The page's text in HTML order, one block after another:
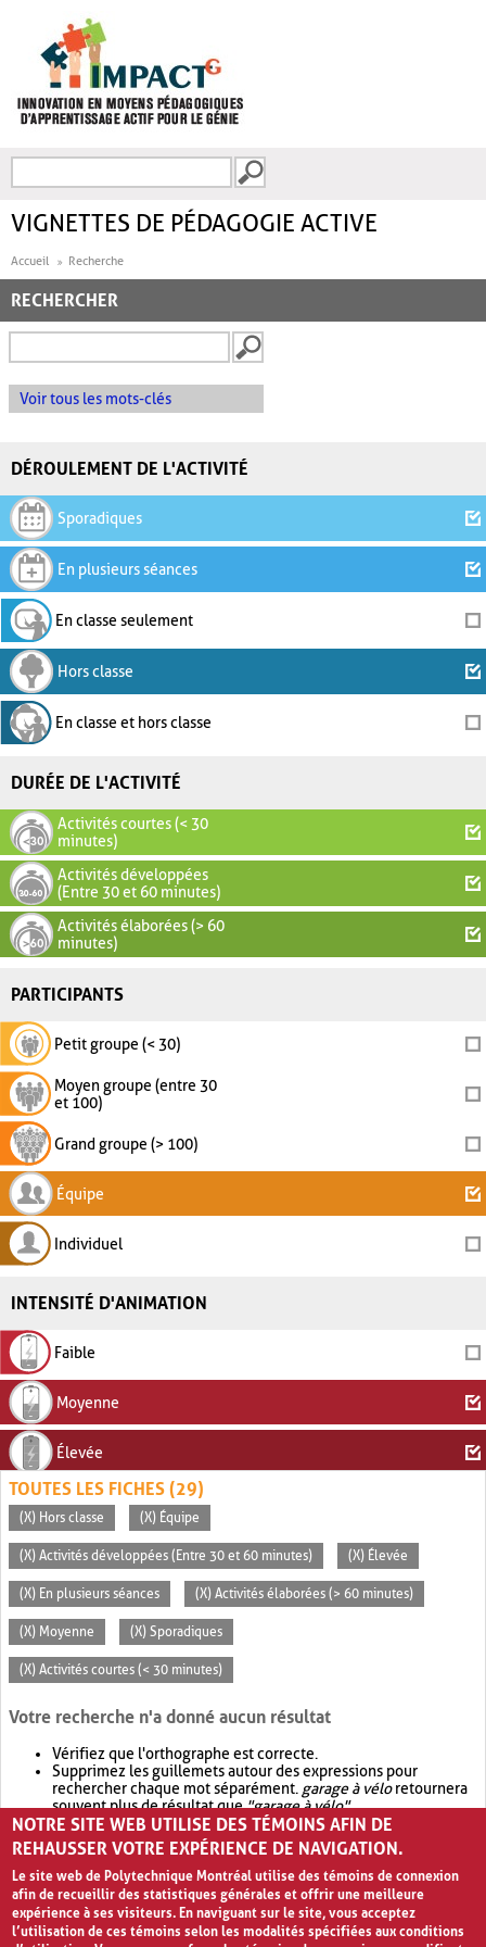
FORMULAIRE DE
VIGNETTES DE PÉDAGOGIE ACTIVE
Accueil Recherche
RECHERCHER
Voir tous les mots-clés
DÉROULEMENT DE L'ACTIVITÉ
Sporadiques
En plusieurs séances
En classe seulement
Hors classe
En classe et hors classe
DURÉE DE L'ACTIVITÉ
Activités courtes (< 30
minutes)
Activités développées
(Entre 30 et 60 minutes)
Activités élaborées (> 60
minutes)
PARTICIPANTS
Petit groupe (< 30)
Moyen groupe (entre 30
et 100)
Grand groupe (> 100)
Équipe
Individuel
INTENSITÉ D'ANIMATION
Faible
Moyenne
Élevée
TOUTES LES FICHES (29)
(X) Hors classe (X) Équipe
(X) Activités développées (Entre 30 et 60 minutes) (X) Élevée
(X) En plusieurs séances (X) Activités élaborées (> 60 minutes)
(X) Moyenne (X) Sporadiques
(X) Activités courtes (< 30 minutes)
Votre recherche n'a donné aucun résultat
Vérifiez que l'orthographe est correcte.
Supprimez les guillemets autour des expressions pour
rechercher chaque mot séparément. garage à véloretournera
souvent plus de résultat que"garage à vélo".
Envisagez d'élargir votre recherche avec OR.garage OR vélo
retournera souvent plus de résultat quegarage à vélo
NOTRE SITE WEB UTILISE DES TÉMOINS AFIN DE
REHAUSSER VOTRE EXPÉRIENCE DE NAVIGATION.
Le site web de Polytechnique Montréal utilise des témoins de connexion
afin de recueillir des statistiques générales et offrir une meilleure
expérience à ses visiteurs. En naviguant sur le site, vous acceptez
l’utilisation de ces témoins selon les modalités spécifiées aux conditions